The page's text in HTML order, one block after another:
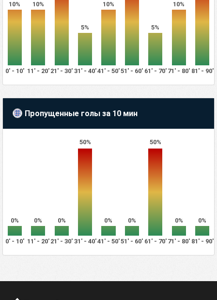
10% 10%
5%
10%
5%
10%
0' - 10' 11' - 20' 21' - 30' 31' - 40'41' - 50'51' - 60' 61' - 70' 71' - 80' 81' - 90'
Пропущенные голы за 10 мин
0% 0% 0%
50%
0% 0%
50%
0% 0%
0' - 10' 11' - 20' 21' - 30' 31' - 40'41' - 50'51' - 60' 61' - 70' 71' - 80' 81' - 90'